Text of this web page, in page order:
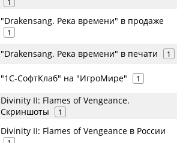
"Drakensang. Река времени" в продаже
1
"Drakensang. Река времени" в печати 1
"1С-СофтКлаб" на "ИгроМире" 1
Divinity II: Flames of Vengeance.
Скриншоты
1
Divinity II: Flames of Vengeance в России